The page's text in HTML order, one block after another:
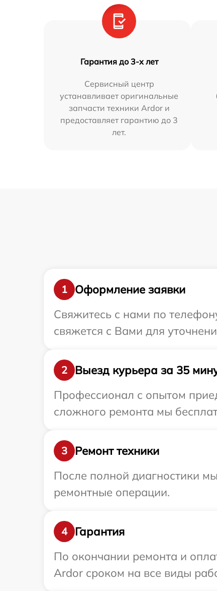
Гарантия до 3-х лет
Сервисный центр
устанавливает оригинальные
запчасти техники Ardor и
предоставляет гарантию до 3
лет.
1
Оформление заявки
Свяжитесь с нами по
свяжется с Вами для
2
Выезд курьера за 35
Профессионал с опытом
сложного ремонта мы
3
Ремонт техники
После полной диагностики
ремонтные операции.
4
Гарантия
По окончании ремонта и
Ardor сроком на все виды